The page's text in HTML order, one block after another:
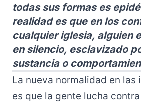
todas sus formas es
realidad es que en los
cualquier iglesia, alguien
en silencio, esclavizado
sustancia o
La nueva normalidad en las
es que la gente lucha